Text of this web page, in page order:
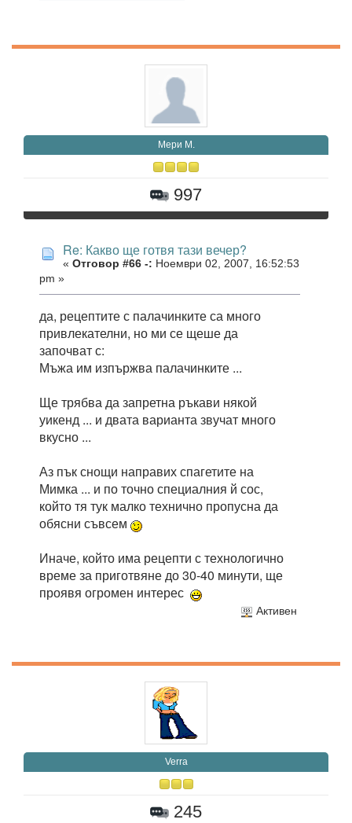
Мери М.
997
Re: Какво ще готвя тази вечер?
« Отговор #66 -: Ноември 02, 2007, 16:52:53
pm »
да, рецептите с палачинките са много
привлекателни, но ми се щеше да
започват с:
Мъжа им изпържва палачинките ...
Ще трябва да запретна ръкави някой
уикенд ... и двата варианта звучат много
вкусно ...
Аз пък снощи направих спагетите на
Мимка ... и по точно специалния й сос,
който тя тук малко технично пропусна да
обясни съвсем
Иначе, който има рецепти с технологично
време за приготвяне до 30-40 минути, ще
проявя огромен интерес
Активен
Verra
245